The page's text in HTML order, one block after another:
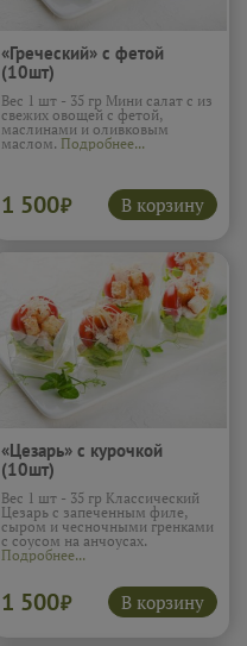
«Греческий» с фетой
(10шт)
Вес 1 шт - 35 гр Мини салат с из
свежих овощей с фетой,
маслинами и оливковым
маслом. Подробнее...
1 500₽ В корзину
«Цезарь» с курочкой
(10шт)
Вес 1 шт - 35 гр Классический
Цезарь с запеченным филе,
сыром и чесночными гренками
с соусом на анчоусах.
Подробнее...
1 500₽ В корзину